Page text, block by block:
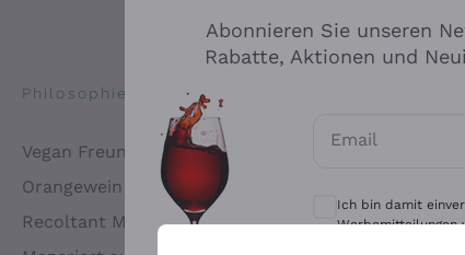
Philosophien
Vegan Freundlich
Orangewein
Recoltant Manipulant
Antinori
Ca' del Bosco
Abonnieren Sie unseren
Rabatte, Aktionen und
Email
Optionale
Ich bin damit
Werbemitteilungen